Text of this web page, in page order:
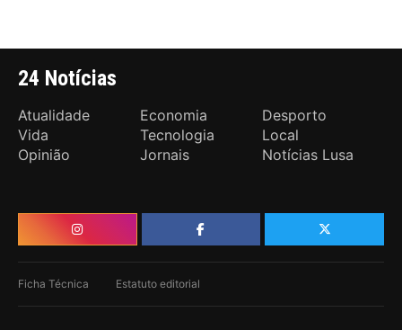
24 Notícias
Atualidade Economia
Desporto
Vida
Tecnologia
Local
Opinião
Jornais Notícias Lusa
Ficha Técnica Estatuto editorial